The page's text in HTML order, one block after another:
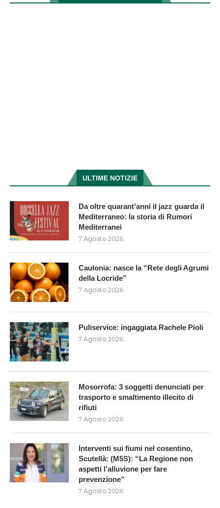
ULTIME NOTIZIE
Da oltre quarant’anni il jazz guarda il
Mediterraneo: la storia di Rumori
Mediterranei
7 Agosto 2026
Caulonia: nasce la “Rete degli Agrumi
della Locride”
7 Agosto 2026
Puliservice: ingaggiata Rachele Pioli
7 Agosto 2026
Mosorrofa: 3 soggetti denunciati per
trasporto e smaltimento illecito di
rifiuti
7 Agosto 2026
Interventi sui fiumi nel cosentino,
Scutellà: (M5S): “La Regione non
aspetti l’alluvione per fare
prevenzione”
7 Agosto 2026